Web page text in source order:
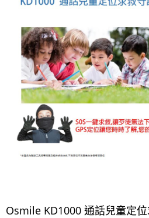
Osmile KD1000 通話兒童定